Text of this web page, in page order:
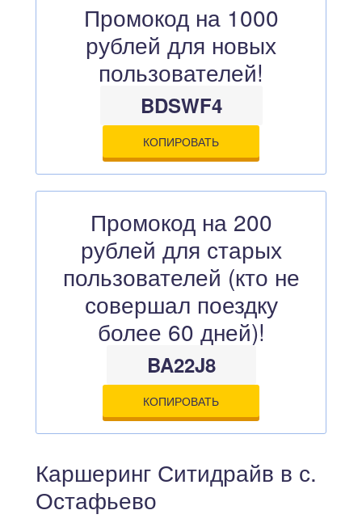
Промокод на 1000
рублей для новых
пользователей!
BDSWF4
КОПИРОВАТЬ
Промокод на 200
рублей для старых
пользователей (кто не
совершал поездку
более 60 дней)!
BA22J8
КОПИРОВАТЬ
Каршеринг Ситидрайв в с.
Остафьево